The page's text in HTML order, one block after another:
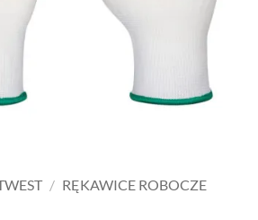
/ RĘKAWICE ROBOCZE